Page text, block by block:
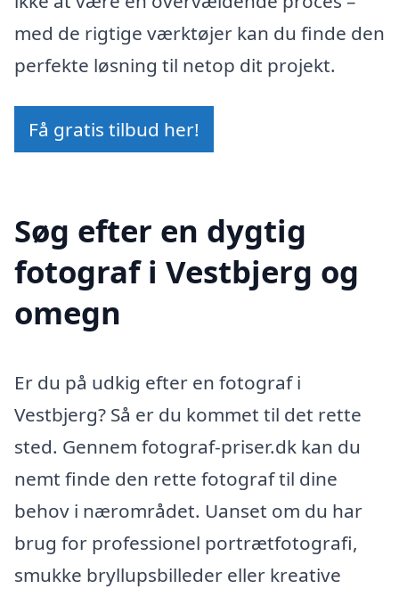
med de rigtige værktøjer kan du finde den
perfekte løsning til netop dit projekt.
Få gratis tilbud her!
Søg efter en dygtig
fotograf i Vestbjerg og
omegn
Er du på udkig efter en fotograf i
Vestbjerg? Så er du kommet til det rette
sted. Gennem fotograf-priser.dk kan du
nemt finde den rette fotograf til dine
behov i nærområdet. Uanset om du har
brug for professionel portrætfotografi,
smukke bryllupsbilleder eller kreative